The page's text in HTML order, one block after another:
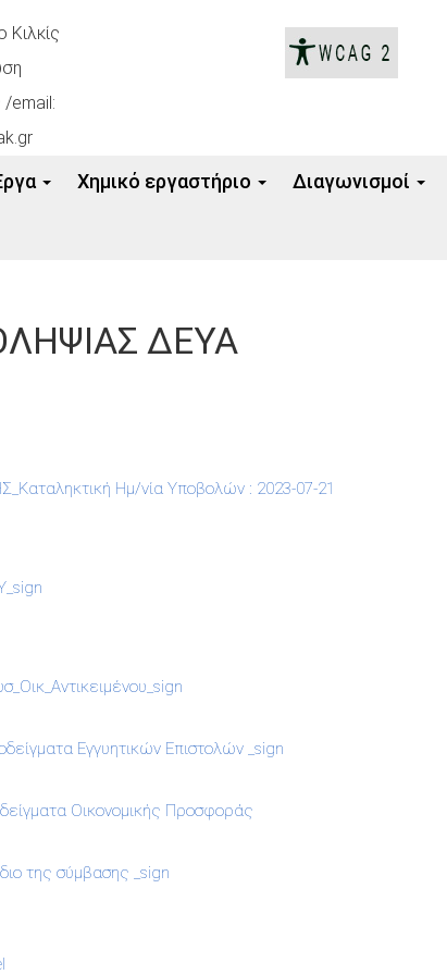
Κιλκίς
/email:
Xημικό εργαστήριο Διαγωνισμοί
ΔΕΥΑ
Ημ/νία Υποβολών : 2023-07-21
Εγγυητικών Επιστολών _sign
Οικονομικής Προσφοράς
της σύμβασης _sign